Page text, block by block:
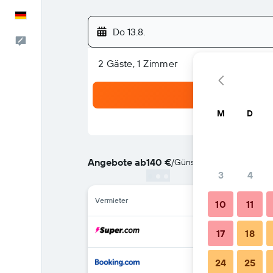
Do 13.8.
2 Gäste, 1 Zimmer
Angebote ab140 €/Günstigste Option: Preis
Vermieter
M D
3 4
10 11
17 18
24 25